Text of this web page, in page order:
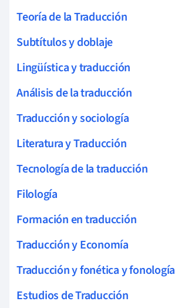
Teoría de la Traducción
Subtítulos y doblaje
Lingüística y traducción
Análisis de la traducción
Traducción y sociología
Literatura y Traducción
Tecnología de la traducción
Filología
Formación en traducción
Traducción y Economía
Traducción y fonética y fonología
Estudios de Traducción